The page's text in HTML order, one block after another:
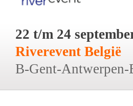
22 t/m 24
Riverevent België
B-Gent-Antwerpen-